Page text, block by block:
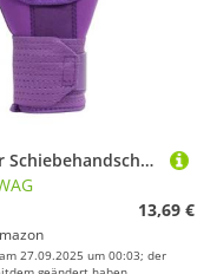
Verstellbarer Schiebehandschuh, Baseball-Softball-Trainingshandschuhe, Schutzausrüstung mit elastischen Bändern, geeignet für Erwachsene und Jugendliche, verstellbare elastische Riemen
13,69 €
27.09.2025 um 00:03; der